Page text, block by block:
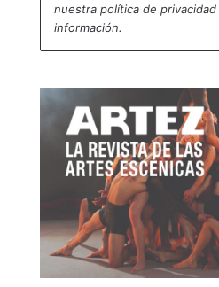
nuestrapolítica de privacidad
información.